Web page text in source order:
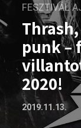
FESZTIVÁL
punk –
2020!
2019.11.13.